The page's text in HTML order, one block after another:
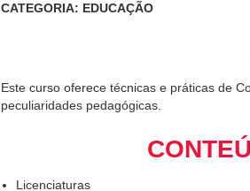
CATEGORIA: EDUCAÇÃO
Este curso oferece técnicas e práticas de
peculiaridades pedagógicas.
Licenciaturas